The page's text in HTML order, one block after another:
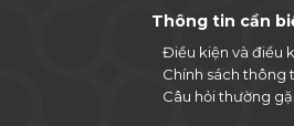
Thông tin cần
Điều kiện và điều
Chính sách thông
Câu hỏi thường